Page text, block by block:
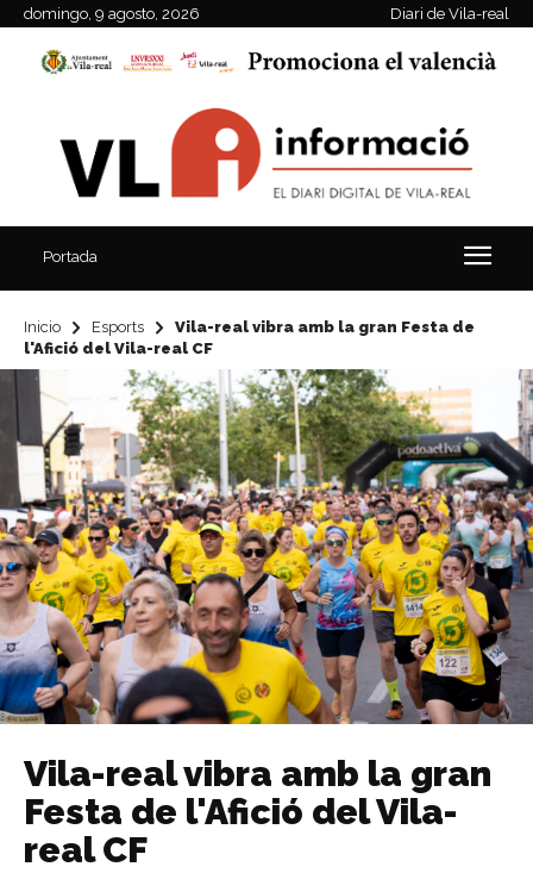
domingo, 9 agosto, 2026 Diari de Vila-real
Portada
Inicio Esports
Vila-real vibra amb la gran Festa de
l'Afició del Vila-real CF
Vila-real vibra amb la gran
Festa de l'Afició del Vila-
real CF